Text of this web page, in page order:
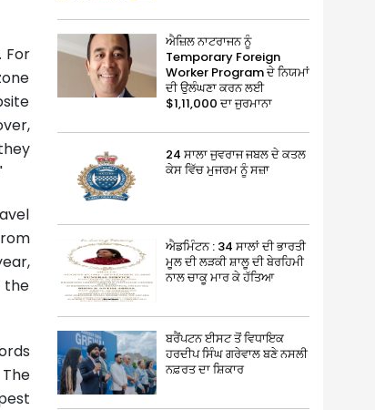
For
the
ਐਜ਼ਿਲ ਨਾਟਰਾਜਨ ਨੂੰ
Temporary Foreign
Worker Program ਦੇ ਨਿਯਮਾਂ
ਦੀ ਉਲੰਘਣਾ ਕਰਨ ਲਈ
$1,11,000 ਦਾ ਜੁਰਮਾਨਾ
24 ਸਾਲਾ ਜੁਵਰਾਜ ਜਬਲ ਦੇ ਕਤਲ
ਕੇਸ ਵਿੱਚ ਮੁਜਰਮ ਨੂੰ ਸਜ਼ਾ
ਐਡਮਿੰਟਨ : 34 ਸਾਲਾਂ ਦੀ ਭਾਰਤੀ
ਮੂਲ ਦੀ ਲੜਕੀ ਸ਼ਾਲੂ ਦੀ ਬੇਰਹਿਮੀ
ਨਾਲ ਚਾਕੂ ਮਾਰ ਕੇ ਹੱਤਿਆ
ਬਰੈਂਪਟਨ ਈਸਟ ਤੋਂ ਵਿਧਾਇਕ
ਹਰਦੀਪ ਸਿੰਘ ਗਰੇਵਾਲ ਬਣੇ ਨਸਲੀ
ਨਫ਼ਰਤ ਦਾ ਸ਼ਿਕਾਰ